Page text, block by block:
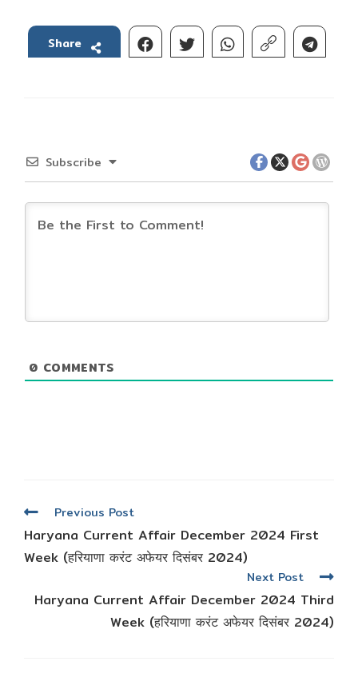
Share
Subscribe
0 COMMENTS
Read
more
articles
Previous Post
Haryana Current Affair December 2024 First
Week (हरियाणा करंट अफेयर दिसंबर 2024)
Next Post
Haryana Current Affair December 2024 Third
Week (हरियाणा करंट अफेयर दिसंबर 2024)